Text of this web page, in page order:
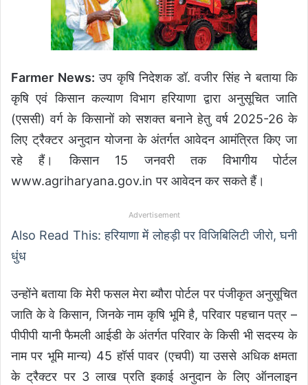
Farmer News: उप कृषि निदेशक डॉ. वजीर सिंह ने बताया कि
कृषि एवं किसान कल्याण विभाग हरियाणा द्वारा अनुसूचित जाति
(एससी) वर्ग के किसानों को सशक्त बनाने हेतु वर्ष 2025-26 के
लिए ट्रैक्टर अनुदान योजना के अंतर्गत आवेदन आमंत्रित किए जा
रहे हैं। किसान 15 जनवरी तक विभागीय पोर्टल
www.agriharyana.gov.in पर आवेदन कर सकते हैं।
Advertisement
Also Read This: हरियाणा में लोहड़ी पर विजिबिलिटी जीरो, घनी
धुंध
उन्होंने बताया कि मेरी फसल मेरा ब्यौरा पोर्टल पर पंजीकृत अनुसूचित
जाति के वे किसान, जिनके नाम कृषि भूमि है, परिवार पहचान पत्र –
पीपीपी यानी फैमली आईडी के अंतर्गत परिवार के किसी भी सदस्य के
नाम पर भूमि मान्य) 45 हॉर्स पावर (एचपी) या उससे अधिक क्षमता
के ट्रैक्टर पर 3 लाख प्रति इकाई अनुदान के लिए ऑनलाइन